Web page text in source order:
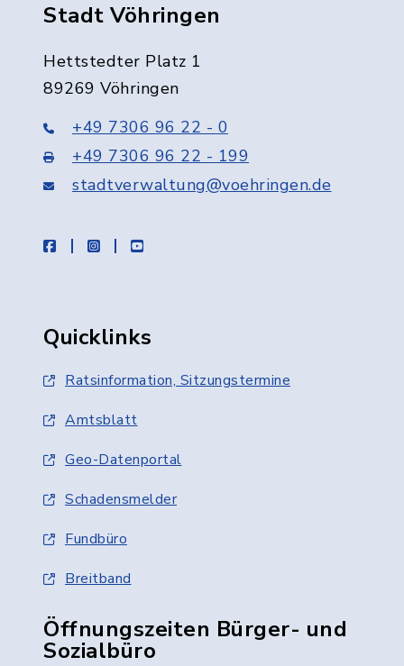
Stadt Vöhringen
Hettstedter Platz 1
89269 Vöhringen
+49 7306 96 22 - 0
+49 7306 96 22 - 199
stadtverwaltung@voehringen.de
facebookinstagramyoutube
Quicklinks
Ratsinformation, Sitzungstermine
Amtsblatt
Geo-Datenportal
Schadensmelder
Fundbüro
Breitband
Öffnungszeiten Bürger- und
Sozialbüro